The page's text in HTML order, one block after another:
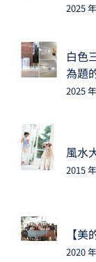
2025
白色
為題
2025
風水
2015
【
2020